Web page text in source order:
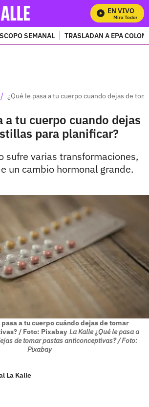
EN VIVO
Mira Todos
SEMANAL TRASLADAN A EPA
/ ¿Qué le pasa a tu cuerpo cuando dejas de
a tu cuerpo cuando dejas
para planificar?
sufre varias transformaciones,
un cambio hormonal grande.
pasa a tu cuerpo cuándo dejas de tomar
/ Foto: Pixabay La Kalle ¿Qué le pasa a
de tomar pastas anticonceptivas? / Foto:
Pixabay
La Kalle